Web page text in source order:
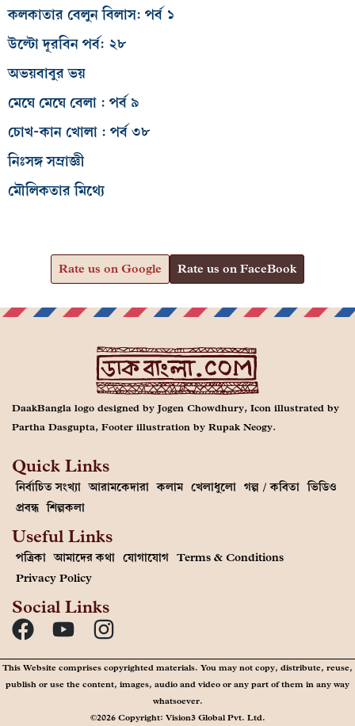
কলকাতার বেলুন বিলাস: পর্ব ১
উল্টো দূরবিন পর্ব: ২৮
অভয়বাবুর ভয়
মেঘে মেঘে বেলা : পর্ব ৯
চোখ-কান খোলা : পর্ব ৩৮
নিঃসঙ্গ সম্রাজ্ঞী
মৌলিকতার মিথ্যে
Rate us on Google Rate us on FaceBook
DaakBangla logo designed by Jogen Chowdhury, Icon illustrated by
Partha Dasgupta, Footer illustration by Rupak Neogy.
Quick Links
নির্বাচিত সংখ্যা আরামকেদারা কলাম খেলাধুলো গল্প / কবিতা ভিডিও
প্রবন্ধ শিল্পকলা
Useful Links
পত্রিকা আমাদের কথা যোগাযোগ Terms & Conditions
Privacy Policy
Social Links
This Website comprises copyrighted materials. You may not copy, distribute, reuse,
publish or use the content, images, audio and video or any part of them in any way
whatsoever.
©2026 Copyright: Vision3 Global Pvt. Ltd.